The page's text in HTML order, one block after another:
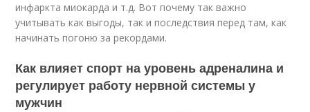
инфаркта миокарда и т.д. Вот почему так важно
учитывать как выгоды, так и последствия перед там, как
начинать погоню за рекордами.
Как влияет спорт на уровень адреналина и
регулирует работу нервной системы у
мужчин